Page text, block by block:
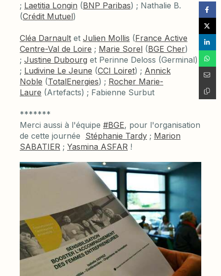
; Laetitia Longin (BNP Paribas) ; Nathalie B.
(Crédit Mutuel)
Cléa Darnault et Julien Mollis (France Active
Centre-Val de Loire ; Marie Sorel (BGE Cher)
; Justine Dubourg et Perinne Deloss (Germinal)
; Ludivine Le Jeune (CCI Loiret) ; Annick
Noble (TotalEnergies) ; Rocher Marie-
Laure (Artefacts) ; Fabienne Surbut
*******
Merci aussi à l'équipe #BGE, pour l'organisation
de cette journée Stéphanie Tardy ; Marion
SABATIER ; Yasmina ASFAR !